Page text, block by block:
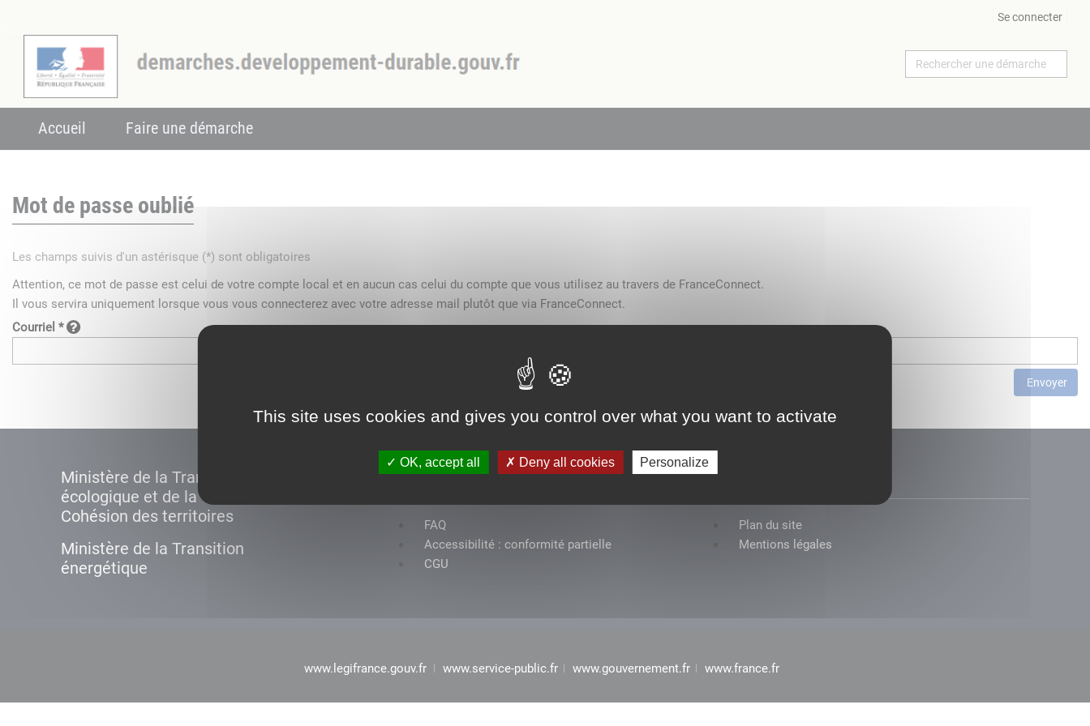
This site uses cookies and gives you control over what you want to activate
OK, accept all Deny all cookies Personalize
Se connecter
Accueil Faire une démarche
Mot de passe oublié
Les champs suivis d'un astérisque (*) sont obligatoires
Attention, ce mot de passe est celui de votre compte local et en aucun cas celui du compte que vous utilisez au travers de FranceConnect.
Il vous servira uniquement lorsque vous vous connecterez avec votre adresse mail plutôt que via FranceConnect.
Courriel *
Envoyer
Ministère de la Transition
écologique et de la
Cohésion des territoires
Ministère de la Transition
énergétique
FAQ
Plan du site
Accessibilité : conformité partielle
Mentions légales
CGU
www.legifrance.gouv.fr www.service-public.fr www.gouvernement.fr www.france.fr